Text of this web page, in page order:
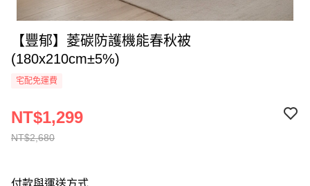
【豐郁】菱碳防護機能春秋被
(180x210cm±5%)
宅配免運費
NT$2,680
NT$1,299
付款與運送方式